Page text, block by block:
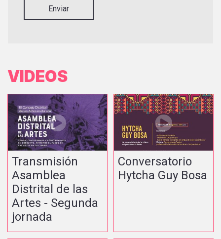
Enviar
VIDEOS
Transmisión
Asamblea
Distrital de las
Artes - Segunda
jornada
Conversatorio
Hytcha Guy Bosa